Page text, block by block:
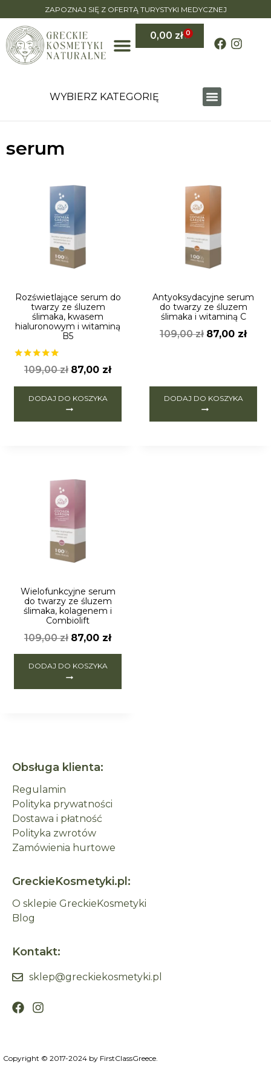
ZAPOZNAJ SIĘ Z OFERTĄ TURYSTYKI MEDYCZNEJ
0,00 zł 0
WYBIERZ KATEGORIĘ
serum
Rozświetlające serum do
twarzy ze śluzem
ślimaka, kwasem
hialuronowym i witaminą
B5
Oceniono
5.00
na 5
109,00zł 87,00 zł
DODAJ DO KOSZYKA
Antyoksydacyjne serum
do twarzy ze śluzem
ślimaka i witaminą C
109,00zł 87,00 zł
DODAJ DO KOSZYKA
Wielofunkcyjne serum
do twarzy ze śluzem
ślimaka, kolagenem i
Combiolift
109,00zł 87,00 zł
DODAJ DO KOSZYKA
Obsługa klienta:
Regulamin
Polityka prywatności
Dostawa i płatność
Polityka zwrotów
Zamówienia hurtowe
GreckieKosmetyki.pl:
O sklepie GreckieKosmetyki
Blog
Kontakt:
sklep@greckiekosmetyki.pl
Copyright © 2017-2024 by FirstClassGreece.